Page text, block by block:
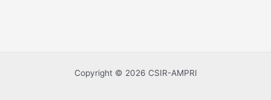
Copyright © 2026 CSIR-AMPRI